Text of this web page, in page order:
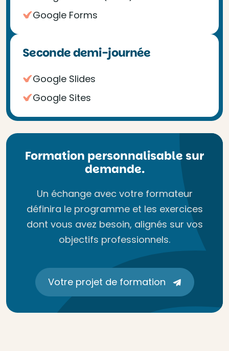
Google Forms
Seconde demi-journée
Google Slides
Google Sites
Formation personnalisable sur
demande.
Un échange avec votre formateur
définira le programme et les exercices
dont vous avez besoin, alignés sur vos
objectifs professionnels.
Votre projet de formation